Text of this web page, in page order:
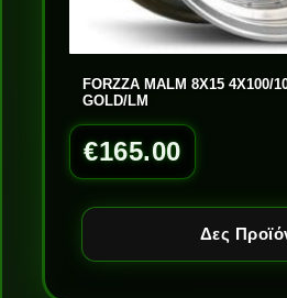
FORZZA MALM 8X15 4X100/
GOLD/LM
€165.00
Δες